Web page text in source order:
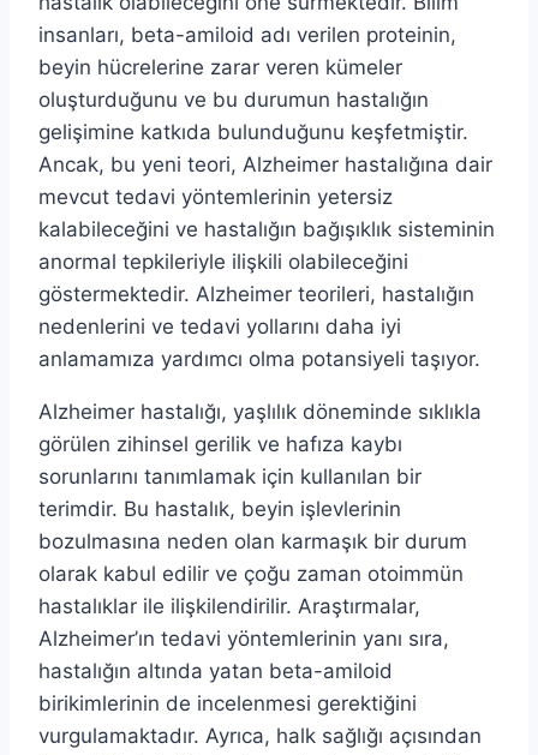
insanları, beta-amiloid adı verilen proteinin,
beyin hücrelerine zarar veren kümeler
oluşturduğunu ve bu durumun hastalığın
gelişimine katkıda bulunduğunu keşfetmiştir.
Ancak, bu yeni teori, Alzheimer hastalığına dair
mevcut tedavi yöntemlerinin yetersiz
kalabileceğini ve hastalığın bağışıklık sisteminin
anormal tepkileriyle ilişkili olabileceğini
göstermektedir. Alzheimer teorileri, hastalığın
nedenlerini ve tedavi yollarını daha iyi
anlamamıza yardımcı olma potansiyeli taşıyor.
Alzheimer hastalığı, yaşlılık döneminde sıklıkla
görülen zihinsel gerilik ve hafıza kaybı
sorunlarını tanımlamak için kullanılan bir
terimdir. Bu hastalık, beyin işlevlerinin
bozulmasına neden olan karmaşık bir durum
olarak kabul edilir ve çoğu zaman otoimmün
hastalıklar ile ilişkilendirilir. Araştırmalar,
Alzheimer’ın tedavi yöntemlerinin yanı sıra,
hastalığın altında yatan beta-amiloid
birikimlerinin de incelenmesi gerektiğini
vurgulamaktadır. Ayrıca, halk sağlığı açısından